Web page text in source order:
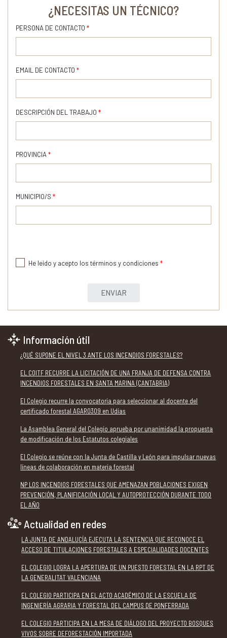
¿NECESITAS UN TÉCNICO?
PERSONA DE CONTACTO *
EMAIL DE CONTACTO *
DESCRIPCIÓN DEL TRABAJO *
PROVINCIA *
MUNICIPIO/S *
He leído y acepto los términos y condiciones *
ENVIAR
Información útil
¿QUÉ SUPONE EL NIVEL 3 ANTE LOS INCENDIOS FORESTALES?
EL COITF RECURRE LA LICITACIÓN DE UNA FRANJA DE DEFENSA CONTRA
INCENDIOS FORESTALES EN SANTA MARINA (CANTABRIA)
El Colegio recurre la convocatoria para seleccionar al docente del
certificado forestal AGAR0309 en Udías
La Asamblea General del Colegio aprueba por unanimidad la propuesta
de modificación de los Estatutos colegiales
El Colegio se reúne con la Junta de Castilla y León para impulsar nuevas
líneas de colaboración en materia forestal
NP LOS INCENDIOS FORESTALES QUE AMENAZAN POBLACIONES EXIGEN
PREVENCIÓN, PLANIFICACIÓN LOCAL Y AUTOPROTECCIÓN DURANTE TODO
EL AÑO
Actualidad en redes
LA JUNTA DE ANDALUCÍA EJECUTA LA SENTENCIA QUE RECONOCE EL
ACCESO DE TITULACIONES FORESTALES A ESPECIALIDADES DOCENTES
EL COLEGIO LOGRA LA APERTURA DE UN PUESTO FORESTAL EN LA RPT DE
LA GENERALITAT VALENCIANA
EL COLEGIO PARTICIPA EN EL ACTO ACADÉMICO DE LA ESCUELA DE
INGENIERÍA AGRARIA Y FORESTAL DEL CAMPUS DE PONFERRADA
EL COLEGIO PARTICIPA EN LA MESA DE DIÁLOGO DEL PROYECTO BOSQUES
VIVOS SOBRE DEFORESTACIÓN IMPORTADA